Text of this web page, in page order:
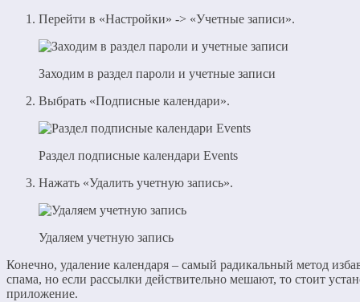
Перейти в «Настройки» -> «Учетные записи».
Заходим в раздел пароли и учетные записи
Выбрать «Подписные календари».
Раздел подписные календари Events
Нажать «Удалить учетную запись».
Удаляем учетную запись
Конечно, удаление календаря – самый радикальный метод
спама, но если рассылки действительно мешают, то стоит
приложение.